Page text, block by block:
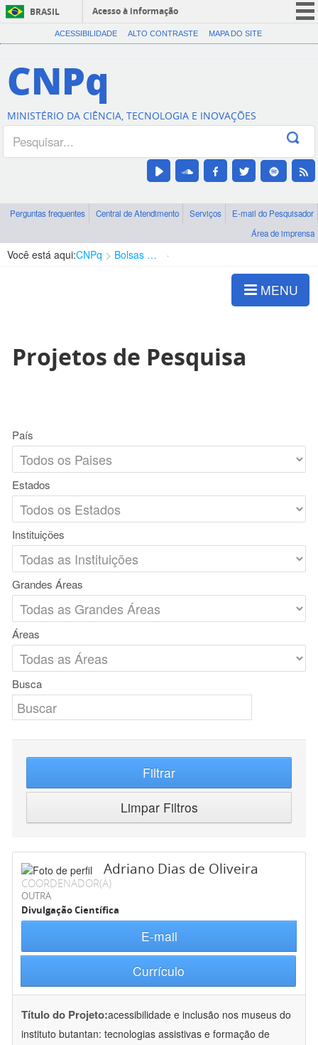
BRASIL
Acesso à informação
CORONAVÍRUS (COVID-19)
Canais
ACESSIBILIDADE ALTO CONTRASTE MAPA DO SITE
CNPq
MINISTÉRIO DA CIÊNCIA, TECNOLOGIA E INOVAÇÕES
Perguntas frequentes Central de Atendimento Serviços
E-mail do Pesquisador
Área de imprensa
Você está aqui:CNPq Bolsas e Auxílios Vigentes
MENU
Projetos de Pesquisa
País
Estados
Instituições
Grandes Áreas
Áreas
Busca
Filtrar
Limpar Filtros
Adriano Dias de Oliveira
COORDENADOR(A)
OUTRA
Divulgação Científica
E-mail
Currículo
Título do Projeto:acessibilidade e inclusão nos museus do
instituto butantan: tecnologias assistivas e formação de